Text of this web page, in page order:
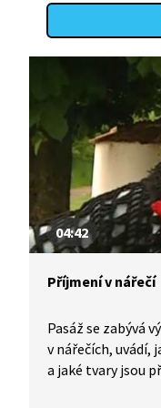
04:42
Příjmení v nářečí
Pasáž se zabývá
v nářečích, uvádí,
a jaké tvary jsou